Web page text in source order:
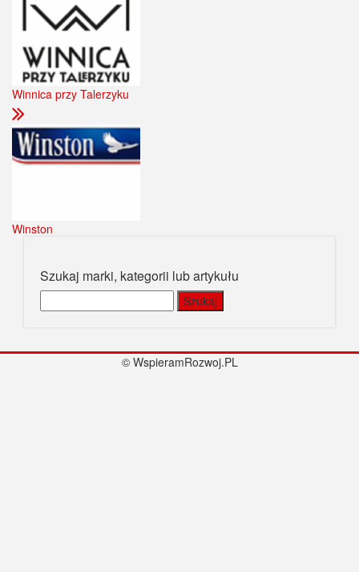
Winnica przy Talerzyku
Winston
Szukaj marki, kategorii lub artykułu
© WspieramRozwoj.PL